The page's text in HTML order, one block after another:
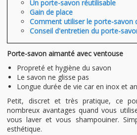
Un porte-savon réutilisable
Gain de place
Comment utiliser le porte-savon
Conseil d'entretien du porte-
Porte-savon aimanté avec ventouse
Propreté et hygiène du savon
Le savon ne glisse pas
Longue durée de vie car en inox et
Petit, discret et très pratique, ce
nombreux avantages quand vous
vous laver et vous shampouiner.
esthétique.